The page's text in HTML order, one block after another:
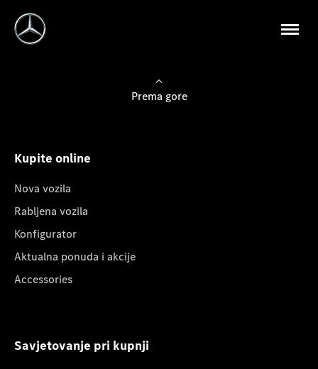
Prema gore
Kupite online
Nova vozila
Rabljena vozila
Konfigurator
Aktualna ponuda i akcije
Accessories
Savjetovanje pri kupnji